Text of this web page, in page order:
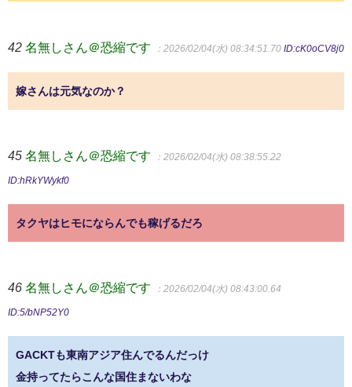
42 名無しさん＠恐縮です ：2026/02/04(水) 08:34:51.70 ID:cK0oCV8j0
嫁さんは元気なのか？
45 名無しさん＠恐縮です ：2026/02/04(水) 08:38:55.22
ID:hRkYWykf0
タクヤはヒモにならんでも稼げるだろ
46 名無しさん＠恐縮です ：2026/02/04(水) 08:43:00.64
ID:5/bNP52Y0
GACKTも東南アジア住んでるんだっけ
金持ってたらこんな国住まないわな